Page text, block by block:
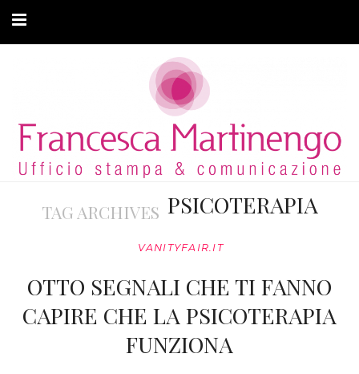
ARTICOLI
MODA ADATTIVA
CONTATTI
TAG ARCHIVES PSICOTERAPIA
VANITYFAIR.IT
OTTO SEGNALI CHE TI FANNO
CAPIRE CHE LA PSICOTERAPIA
FUNZIONA